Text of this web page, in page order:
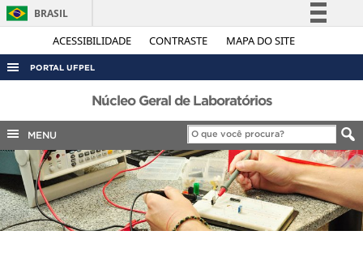
ACESSIBILIDADE CONTRASTE MAPA DO SITE
BRASIL
Simplifique!
Legislação
Canais
PORTAL UFPEL
ACESSO À INFORMAÇÃO
AUDITORIA
COBALTO
CONCURSOS
EDITAIS
INTERNACIONAL
Núcleo Geral de Laboratórios
MENU